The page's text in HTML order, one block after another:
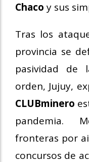
Chaco y sus
Tras los
provincia se
pasividad de
orden, Jujuy,
CLUBminero
pandemia.
fronteras por
concursos de